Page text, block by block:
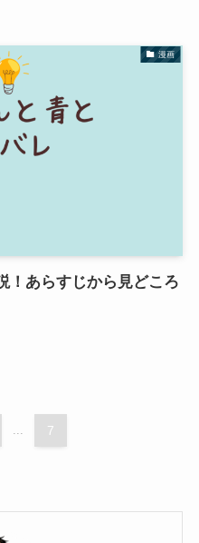
漫画
！あらすじから見どころ
... 7